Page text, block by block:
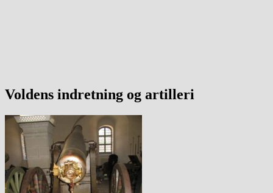
Voldens indretning og artilleri